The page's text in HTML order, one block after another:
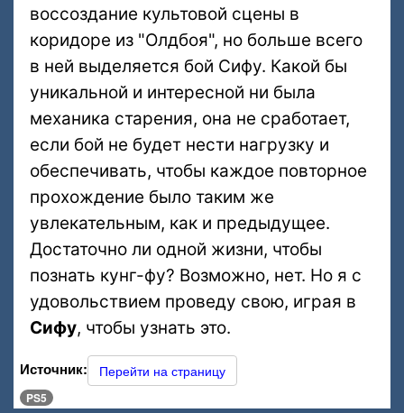
воссоздание культовой сцены в
коридоре из "Олдбоя", но больше всего
в ней выделяется бой Сифу. Какой бы
уникальной и интересной ни была
механика старения, она не сработает,
если бой не будет нести нагрузку и
обеспечивать, чтобы каждое повторное
прохождение было таким же
увлекательным, как и предыдущее.
Достаточно ли одной жизни, чтобы
познать кунг-фу? Возможно, нет. Но я с
удовольствием проведу свою, играя в
Сифу, чтобы узнать это.
Источник: Перейти на страницу
PS5